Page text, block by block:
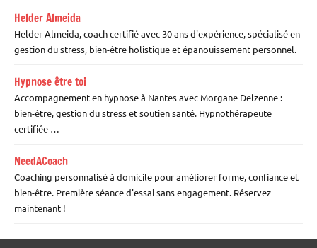
Helder Almeida
Helder Almeida, coach certifié avec 30 ans d'expérience, spécialisé en
gestion du stress, bien-être holistique et épanouissement personnel.
Hypnose être toi
Accompagnement en hypnose à Nantes avec Morgane Delzenne :
bien-être, gestion du stress et soutien santé. Hypnothérapeute
certifiée …
NeedACoach
Coaching personnalisé à domicile pour améliorer forme, confiance et
bien-être. Première séance d'essai sans engagement. Réservez
maintenant !